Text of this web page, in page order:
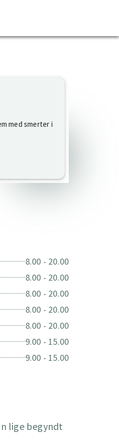
med smerter i
8.00 - 20.00
8.00 - 20.00
8.00 - 20.00
8.00 - 20.00
8.00 - 20.00
9.00 - 15.00
9.00 - 15.00
lige begyndt